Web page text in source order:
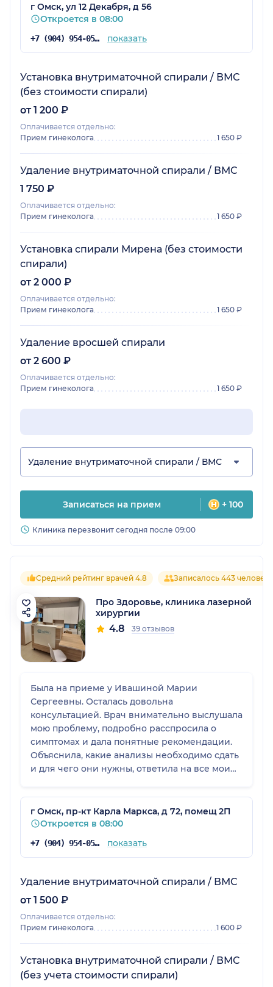
г Омск, ул 12 Декабря, д 56
Откроется в 08:00
+7 (904) 954-05-72 показать
Установка внутриматочной спирали / ВМС
(без стоимости спирали)
от 1 200 ₽
Оплачивается отдельно:
Прием гинеколога
1 650 ₽
Удаление внутриматочной спирали / ВМС
1 750 ₽
Оплачивается отдельно:
Прием гинеколога
1 650 ₽
Установка спирали Мирена (без стоимости
спирали)
от 2 000 ₽
Оплачивается отдельно:
Прием гинеколога
1 650 ₽
Удаление вросшей спирали
от 2 600 ₽
Оплачивается отдельно:
Прием гинеколога
1 650 ₽
Удаление внутриматочной спирали / ВМС
Записаться на прием + 100
Клиника перезвонит сегодня после 09:00
Средний рейтинг врачей 4.8 Записалось 443 человека
Про Здоровье, клиника лазерной
хирургии
4.8 39 отзывов
Была на приеме у Ивашиной Марии
Сергеевны. Осталась довольна
консультацией. Врач внимательно выслушала
мою проблему, подробно расспросила о
симптомах и дала понятные рекомендации.
Объяснила, какие анализы необходимо сдать
и для чего они нужны, ответила на все мои
доброжелательной атмосфере. Обязательно
приду на повторный прием, чтобы обсудить
результаты анализов и подобрать
консультацию и доброжелательное
г Омск, пр-кт Карла Маркса, д 72, помещ 2П
Откроется в 08:00
+7 (904) 954-05-68 показать
Удаление внутриматочной спирали / ВМС
от 1 500 ₽
Оплачивается отдельно:
Прием гинеколога
1 600 ₽
Установка внутриматочной спирали / ВМС
(без учета стоимости спирали)